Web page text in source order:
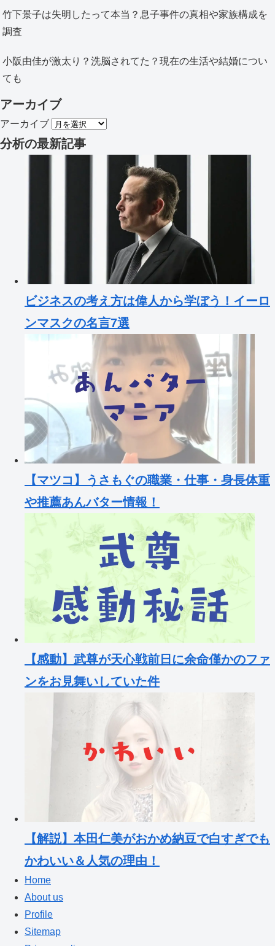
竹下景子は失明したって本当？息子事件の真相や家族構成を
調査
小阪由佳が激太り？洗脳されてた？現在の生活や結婚につい
ても
アーカイブ
アーカイブ
分析の最新記事
ビジネスの考え方は偉人から学ぼう！イーロ
ンマスクの名言7選
【マツコ】うさもぐの職業・仕事・身長体重
や推薦あんバター情報！
【感動】武尊が天心戦前日に余命僅かのファ
ンをお見舞いしていた件
【解説】本田仁美がおかめ納豆で白すぎでも
かわいい＆人気の理由！
Home
About us
Profile
Sitemap